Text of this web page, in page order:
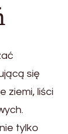
się
ziemi, liści
tylko